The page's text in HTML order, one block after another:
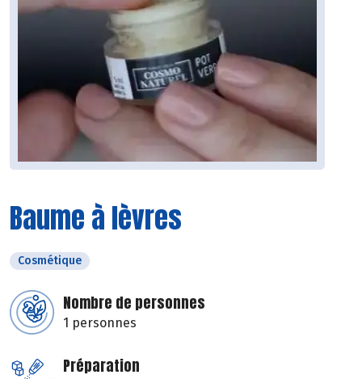
Baume à lèvres
Cosmétique
Nombre de personnes
1 personnes
Préparation